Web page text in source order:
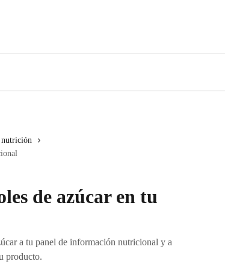
nutrición
de azúcar en tu
a tu panel de información nutricional y a
producto.